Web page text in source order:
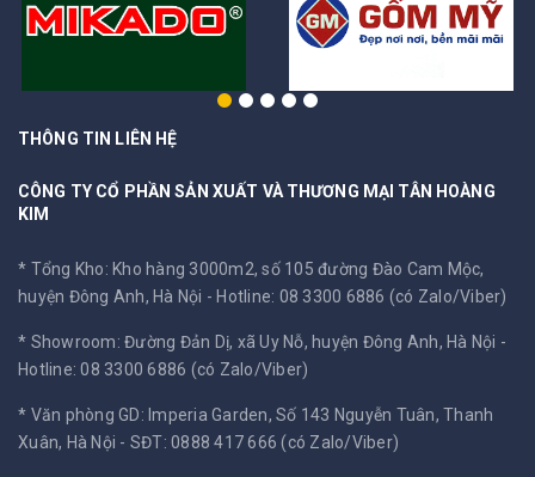
THÔNG TIN LIÊN HỆ
CÔNG TY CỔ PHẦN SẢN XUẤT VÀ THƯƠNG MẠI TÂN HOÀNG
KIM
* Tổng Kho: Kho hàng 3000m2, số 105 đường Đào Cam Mộc,
huyện Đông Anh, Hà Nội - Hotline: 08 3300 6886 (có Zalo/Viber)
* Showroom: Đường Đản Dị, xã Uy Nỗ, huyện Đông Anh, Hà Nội -
Hotline: 08 3300 6886 (có Zalo/Viber)
* Văn phòng GD: Imperia Garden, Số 143 Nguyễn Tuân, Thanh
Xuân, Hà Nội - SĐT: 0888 417 666 (có Zalo/Viber)